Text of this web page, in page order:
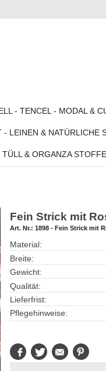
- TENCEL - MODAL &
- LEINEN & NATÜRLICHE
TÜLL & ORGANZA STOFFE
Fein Strick mit
Art. Nr.: 1898 - Fein Strick mit
Material:
Breite:
Gewicht:
Qualität:
Lieferfrist:
Pflegehinweise:
FacebookTwitter E-
Mail